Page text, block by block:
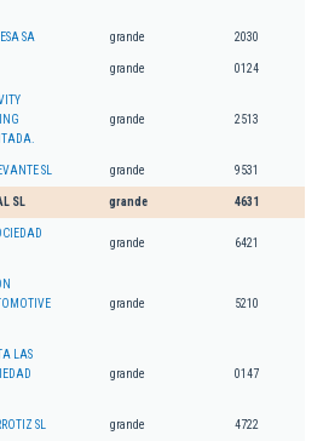
SA grande 2030
grande 0124
grande 2513
SL grande 9531
SL grande 4631
grande 6421
grande 5210
LAS
grande 0147
SL grande 4722